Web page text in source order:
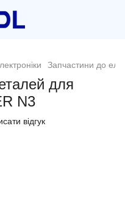
Запчастини до
для
N3
відгук